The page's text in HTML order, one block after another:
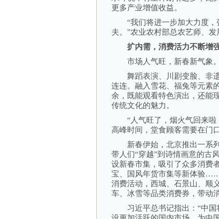
更多产业增值收益。
“我们将进一步加大力度，
夫。”农业农村部总农艺师、
扩内需，消费活力不断增
市场人气旺，新春新气象
舞蹈表演、川剧变脸、非
连连。融入雪花、福兔等元素
余，既能观看特色演出，还能
传统文化的魅力。
“人气旺了，烟火气回来啦
高峰时间，堂食顾客需要在门
新春伊始，北京推出一系列
带人们“穿越”到诗情画意的古
设新春市集，吸引了众多消费
宝、国风年货市集等新体验
消费活动，西城、石景山、顺
车、冰雪等品类消费券，带动
习近平总书记指出：“中国